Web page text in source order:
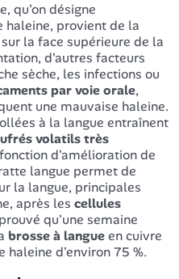
qu'on désigne
haleine, provient de la
sur la face supérieure de la
d'autres facteurs
sèche, les infections ou
par voie orale,
une mauvaise haleine.
à la langue entraînent
volatils très
d'amélioration de
langue permet de
la langue, principales
après les cellules
qu'une semaine
brosse à langueen cuivre
haleine d'environ 75 %.